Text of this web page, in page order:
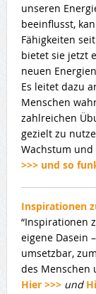
unseren
beeinflusst,
Fähigkeiten
bietet sie jetzt
neuen
Es leitet dazu
Menschen
zahlreichen
gezielt zu
Wachstum
>>> und so
Inspirationen
“Inspirationen
eigene Dasein
umsetzbar,
des Menschen
Hier >>> und